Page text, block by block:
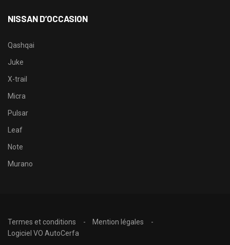
NISSAN D’OCCASION
Qashqai
Juke
X-trail
Micra
Pulsar
Leaf
Note
Murano
Termes et conditions
Mention légales
Logiciel VO AutoCerfa